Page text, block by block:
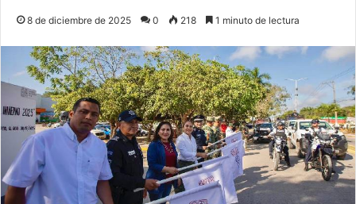
8 de diciembre de 2025 0 218 1 minuto de lectura